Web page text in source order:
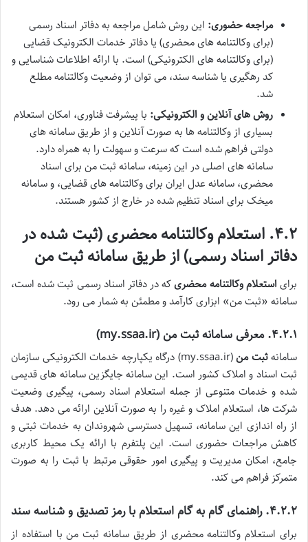
مراجعه حضوری: این روش شامل مراجعه به دفاتر اسناد رسمی
(برای وکالتنامه های محضری) یا دفاتر خدمات الکترونیک قضایی
(برای وکالتنامه های الکترونیکی) است. با ارائه اطلاعات شناسایی و
کد رهگیری یا شناسه سند، می توان از وضعیت وکالتنامه مطلع
شد.
روش های آنلاین و الکترونیکی: با پیشرفت فناوری، امکان استعلام
بسیاری از وکالتنامه ها به صورت آنلاین و از طریق سامانه های
دولتی فراهم شده است که سرعت و سهولت را به همراه دارد.
سامانه های اصلی در این زمینه، سامانه ثبت من برای اسناد
محضری، سامانه عدل ایران برای وکالتنامه های قضایی، و سامانه
میخک برای اسناد تنظیم شده در خارج از کشور هستند.
۴.۲. استعلام وکالتنامه محضری (ثبت شده در
دفاتر اسناد رسمی) از طریق سامانه ثبت من
برای استعلام وکالتنامه محضریکه در دفاتر اسناد رسمی ثبت شده است،
سامانه «ثبت من» ابزاری کارآمد و مطمئن به شمار می رود.
۴.۲.۱. معرفی سامانه ثبت من (my.ssaa.ir)
سامانهثبت من
(my.ssaa.ir) درگاه یکپارچه خدمات الکترونیکی سازمان
ثبت اسناد و املاک کشور است. این سامانه جایگزین سامانه های قدیمی
شده و خدمات متنوعی از جمله استعلام اسناد رسمی، پیگیری وضعیت
شرکت ها، استعلام املاک و غیره را به صورت آنلاین ارائه می دهد. هدف
از راه اندازی این سامانه، تسهیل دسترسی شهروندان به خدمات ثبتی و
کاهش مراجعات حضوری است. این پلتفرم با ارائه یک محیط کاربری
جامع، امکان مدیریت و پیگیری امور حقوقی مرتبط با ثبت را به صورت
متمرکز فراهم می کند.
۴.۲.۲. راهنمای گام به گام استعلام با رمز تصدیق و شناسه سند
برای استعلام وکالتنامه محضری از طریق سامانه ثبت من با استفاده از